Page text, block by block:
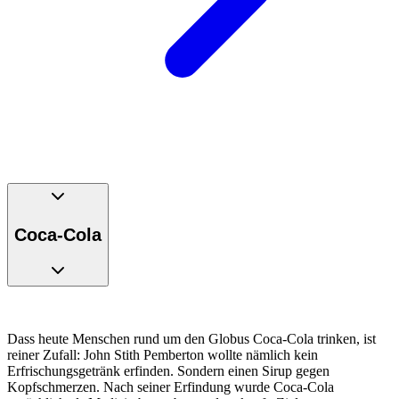
Coca-Cola
Dass heute Menschen rund um den Globus Coca-Cola trinken, ist
reiner Zufall: John Stith Pemberton wollte nämlich kein
Erfrischungsgetränk erfinden. Sondern einen Sirup gegen
Kopfschmerzen. Nach seiner Erfindung wurde Coca-Cola